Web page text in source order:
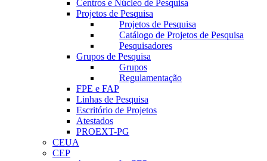
Centros e Núcleo de Pesquisa
Projetos de Pesquisa
Projetos de Pesquisa
Catálogo de Projetos de Pesquisa
Pesquisadores
Grupos de Pesquisa
Grupos
Regulamentação
FPE e FAP
Linhas de Pesquisa
Escritório de Projetos
Atestados
PROEXT-PG
CEUA
CEP